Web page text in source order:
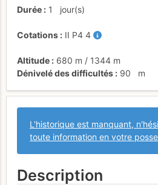
Durée
1 jour(s)
Cotations II P4 4
Altitude 680 m / 1344 m
Dénivelé des difficultés
90 m
L'historique est manquant,
toute information en votre
Description